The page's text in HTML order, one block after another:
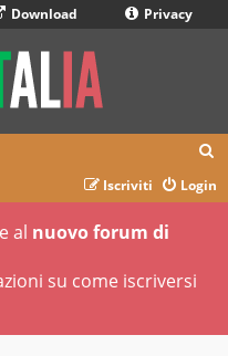
Download Privacy
r
Login
Iscriviti
al nuovo forum di
su come iscriversi